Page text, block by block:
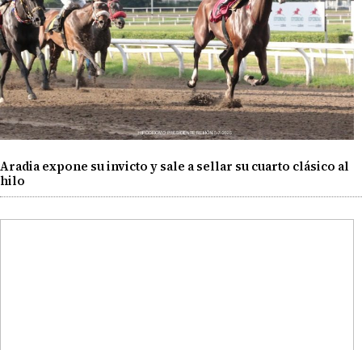
Aradia expone su invicto y sale a sellar su cuarto clásico al
hilo